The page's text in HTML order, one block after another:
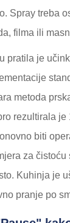
Spray treba
filma ili
pratila je
metoda
rezultirala je
biti
za čistoću
Kuhinja je
pranje po